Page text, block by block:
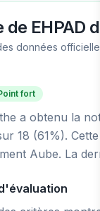
de EHPAD
données
fort
a obtenu la
18 (61%).
Aube. La